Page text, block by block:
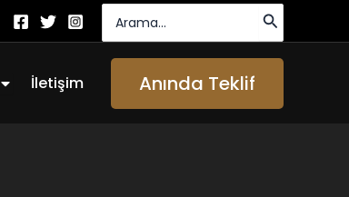
Açık About Us
İletişim Anında Teklif